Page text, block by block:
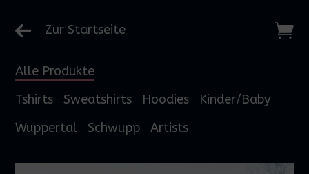
Zur Startseite 
Alle Produkte
Tshirts
Sweatshirts Hoodies
Kinder/Baby
Wuppertal
Schwupp Artists